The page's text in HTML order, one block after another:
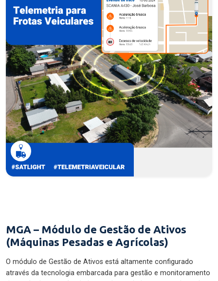
MGA – Módulo de Gestão de Ativos
(Máquinas Pesadas e Agrícolas)
O módulo de Gestão de Ativos está altamente configurado
através da tecnologia embarcada para gestão e monitoramento